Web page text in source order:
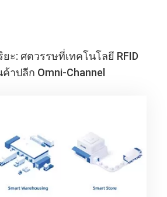
ะ: ศตวรรษที่เทคโนโลยี RFID
าปลีก Omni-Channel